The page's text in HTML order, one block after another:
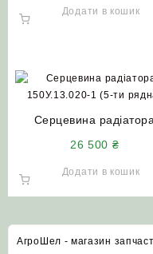
трактор Т-150
Додати в кошик
Серцевина радіатора
НИВА СК 5
26 500 ₴
Додати в кошик
АгроШел - магазин